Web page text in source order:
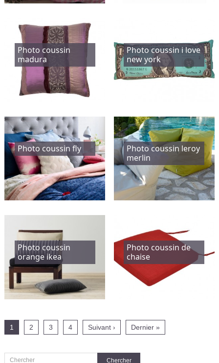
Photo coussin
madura
Photo coussin i love
new york
Photo coussin fly
Photo coussin leroy
merlin
Photo coussin
orange ikea
Photo coussin de
chaise
1 2 3 4 Suivant › Dernier »